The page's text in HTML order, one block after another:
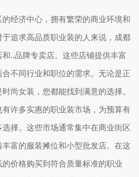
的经济中心，拥有繁荣的商业环境和
追求高品质职业装的人来说，成都
..品牌专卖店。这些店铺提供丰富
不同行业和职位的需求。无论是正
尚女装，您都能找到满意的选择。
许多实惠的职业装市场，为预算有
择。这些市场通常集中在商业街区
富的服装摊位和小型批发店。在这
价格购买到符合质量标准的职业